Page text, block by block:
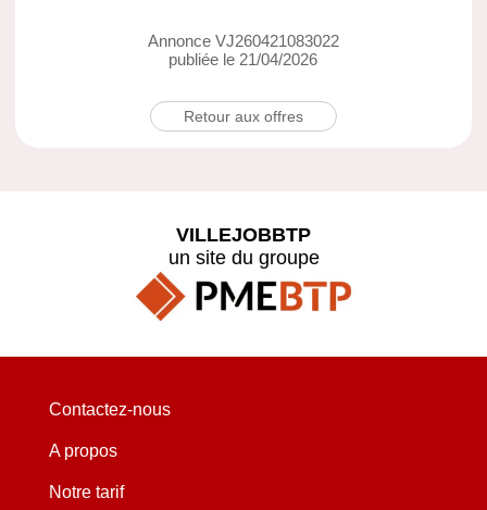
Annonce VJ260421083022
publiée le 21/04/2026
Retour aux offres
VILLEJOBBTP
un site du groupe
Contactez-nous
A propos
Notre tarif